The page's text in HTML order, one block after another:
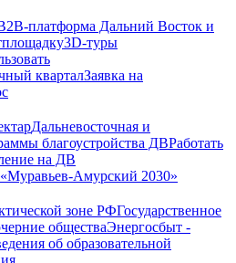
платформа Дальний Восток и
3D-туры
кварталЗаявка на
Дальневосточная и
благоустройства ДВРаботать
на ДВ
Амурский 2030»
зоне РФГосударственное
обществаЭнергосбыт -
об образовательной